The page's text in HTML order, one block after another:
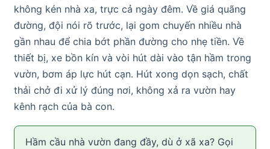
không kén nhà xa, trực cả ngày đêm. Về giá quãng
đường, đội nói rõ trước, lại gom chuyến nhiều nhà
gần nhau để chia bớt phần đường cho nhẹ tiền. Về
thiết bị, xe bồn kín và vòi hút dài vào tận hầm trong
vườn, bơm áp lực hút cạn. Hút xong dọn sạch, chất
thải chở đi xử lý đúng nơi, không xả ra vườn hay
kênh rạch của bà con.
Hầm cầu nhà vườn đang đầy, dù ở xã xa? Gọi